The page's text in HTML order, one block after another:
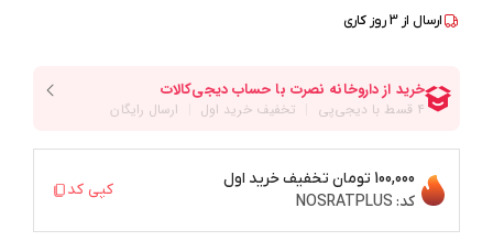
ارسال از 3روز کاری
100,000 تومان
تخفیف خرید اول
کد: NOSRATPLUS
کپی کد